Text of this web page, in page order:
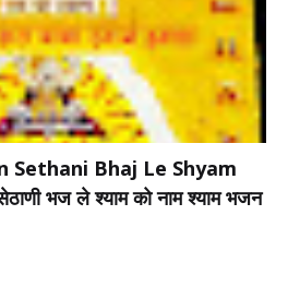
Sethani Bhaj Le Shyam
भज ले श्याम को नाम श्याम भजन